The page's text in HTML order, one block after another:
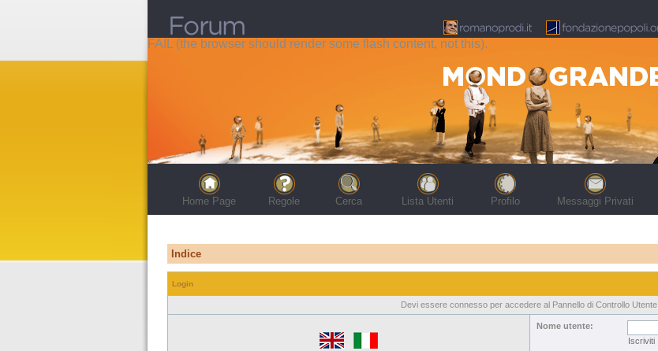
FAIL (the browser should render some flash content, not this).
Home Page Regole Cerca Lista Utenti Profilo Messaggi Privati
Indice
Login
Devi essere connesso per accedere al Pannello di Controllo Utente.
Nome utente:
Iscriviti